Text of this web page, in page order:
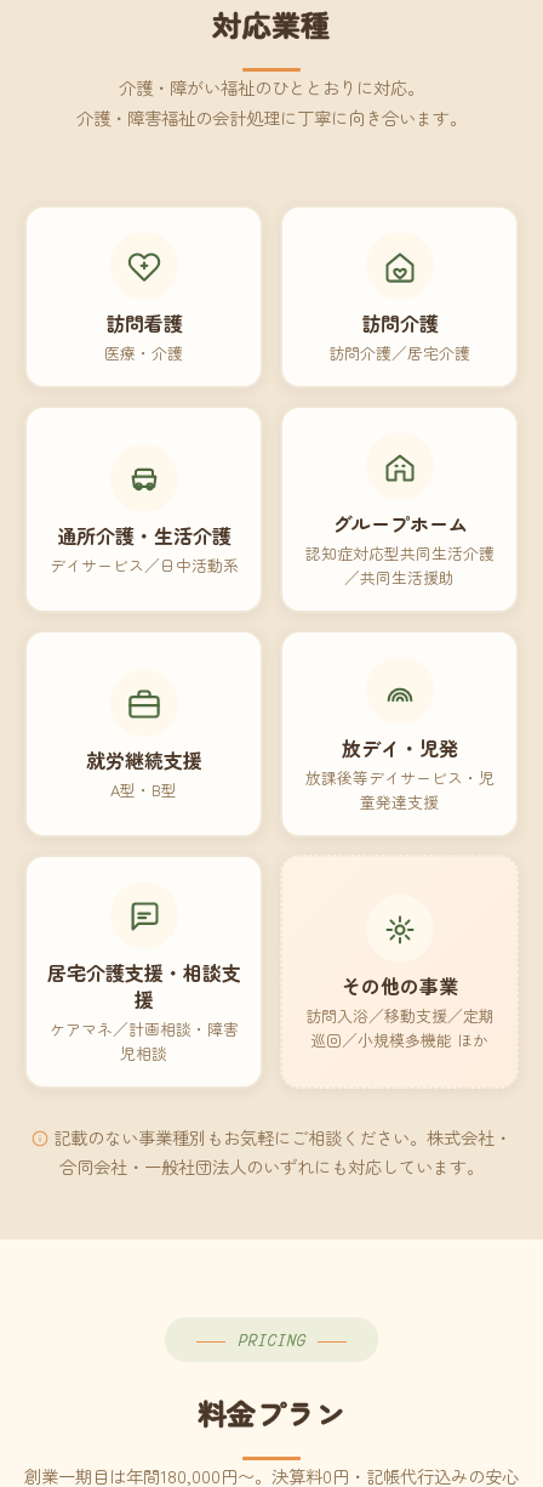
対応業種
介護・障がい福祉のひととおりに対応。
介護・障害福祉の会計処理に丁寧に向き合います。
訪問看護
医療・介護
訪問介護
訪問介護／居宅介護
通所介護・生活介護
デイサービス／日中活動系
グループホーム
認知症対応型共同生活介護
／共同生活援助
就労継続支援
A型・B型
放デイ・児発
放課後等デイサービス・児
童発達支援
居宅介護支援・相談支
援
ケアマネ／計画相談・障害
児相談
その他の事業
訪問入浴／移動支援／定期
巡回／小規模多機能 ほか
記載のない事業種別もお気軽にご相談ください。株式会社・
合同会社・一般社団法人のいずれにも対応しています。
PRICING
料金プラン
創業一期目は年間180,000円〜。決算料0円・記帳代行込みの安心